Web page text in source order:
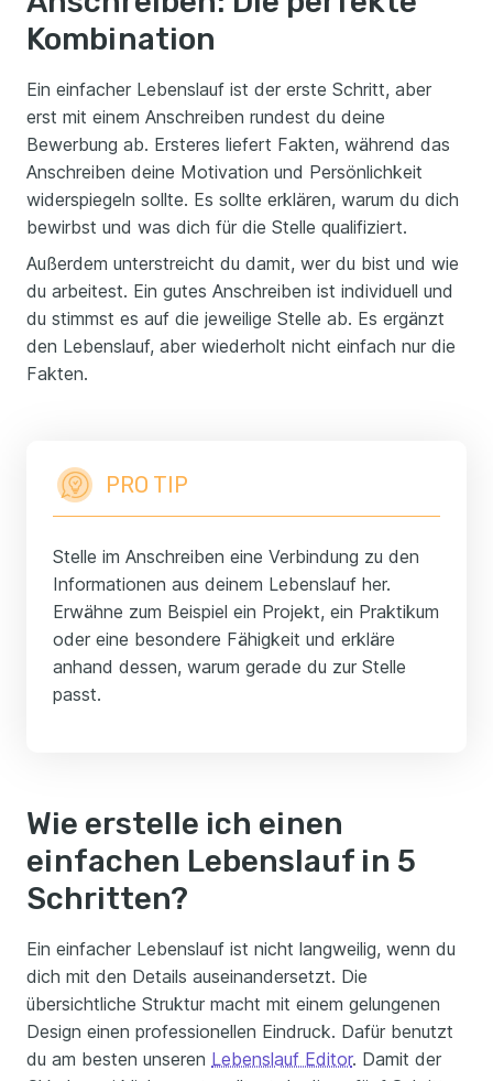
Kombination
Ein einfacher Lebenslauf ist der erste Schritt, aber
erst mit einem Anschreiben rundest du deine
Bewerbung ab. Ersteres liefert Fakten, während das
Anschreiben deine Motivation und Persönlichkeit
widerspiegeln sollte. Es sollte erklären, warum du dich
bewirbst und was dich für die Stelle qualifiziert.
Außerdem unterstreicht du damit, wer du bist und wie
du arbeitest. Ein gutes Anschreiben ist individuell und
du stimmst es auf die jeweilige Stelle ab. Es ergänzt
den Lebenslauf, aber wiederholt nicht einfach nur die
Fakten.
PRO TIP
Stelle im Anschreiben eine Verbindung zu den
Informationen aus deinem Lebenslauf her.
Erwähne zum Beispiel ein Projekt, ein Praktikum
oder eine besondere Fähigkeit und erkläre
anhand dessen, warum gerade du zur Stelle
passt.
Wie erstelle ich einen
einfachen Lebenslauf in 5
Schritten?
Ein einfacher Lebenslauf ist nicht langweilig, wenn du
dich mit den Details auseinandersetzt. Die
übersichtliche Struktur macht mit einem gelungenen
Design einen professionellen Eindruck. Dafür benutzt
du am besten unseren Lebenslauf Editor. Damit der